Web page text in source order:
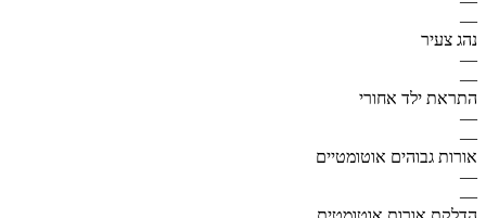
—
נהג צעיר
—
—
התראת ילד אחורי
—
—
אורות גבוהים אוטומטיים
—
—